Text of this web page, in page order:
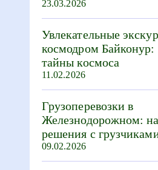
23.03.2026
Увлекательные
космодром Байконур:
тайны космоса
11.02.2026
Грузоперевозки в
Железнодорожном:
решения с
09.02.2026